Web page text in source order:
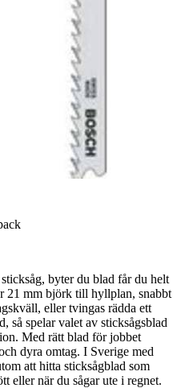
byter du blad får du helt
21 mm björk till hyllplan, snabbt
eller tvingas rädda ett
så spelar valet av sticksågsblad
Med rätt blad för jobbet
dyra omtag. I Sverige med
att hitta sticksågblad som
eller när du sågar ute i regnet.